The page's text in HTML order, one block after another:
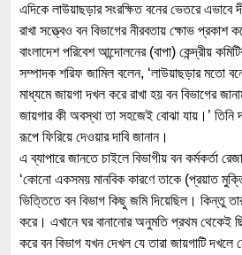
এদিকে লাউয়াছড়ার সংরক্ষিত বনের ভেতরে এভাবে
রাখা সত্ত্বেও বন বিভাগের নীরবতায় ক্ষোভ প্রকাশ
বাংলাদেশ পরিবেশ আন্দোলনের (বাপা) কেন্দ্রীয়
সম্পাদক শরিফ জামিল বলেন, ‘লাউয়াছড়ার মতো
মাধ্যমে জায়গা দখল করে রাখা হয় বন বিভাগের
জায়গার কী অবস্থা তা সহজেই বোঝা যায়।’
রূপে ফিরিয়ে দেওয়ার দাবি জানান।
এ ব্যাপারে জানতে চাইলে বিভাগীয় বন কর্মকর্তা
‘কোনো একসময় মানবিক কারণে তাকে (প্রয়াত
ভিত্তিতে বন বিভাগ কিছু জমি দিয়েছিল। কিন্তু
করে। এখানে ঘর বানানোর অনুমতি প্রথম থেকেই
করে বন বিভাগ যখন দেখল যে তারা জায়গাটি দখলে